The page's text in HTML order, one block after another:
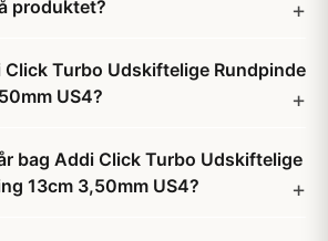
produktet?
Turbo Udskiftelige Rundpinde
US4?
bag Addi Click Turbo Udskiftelige
13cm 3,50mm US4?